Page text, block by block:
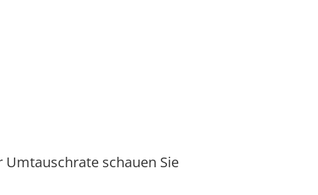
schauen Sie